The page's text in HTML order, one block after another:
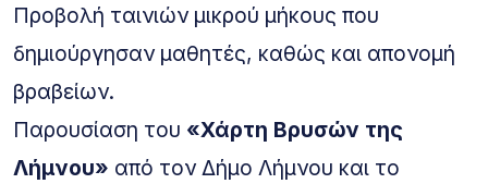
Προβολή ταινιών μικρού μήκους που
δημιούργησαν μαθητές, καθώς και απονομή
βραβείων.
Παρουσίαση του «Χάρτη Βρυσών της
Λήμνου» από τον Δήμο Λήμνου και το